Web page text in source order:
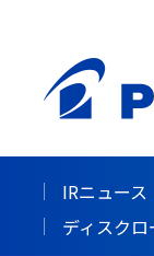
IRニュース
ディスク
業